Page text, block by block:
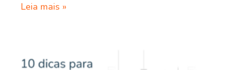
Leia mais »